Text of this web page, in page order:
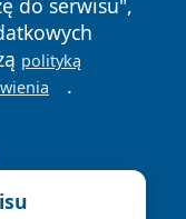
do serwisu",
polityką
.
Polityka
Cookies